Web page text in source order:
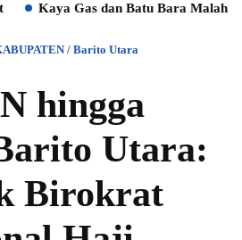
Gas dan Batu Bara Malah Ikut
/ Barito Utara
hingga
Utara:
Birokrat